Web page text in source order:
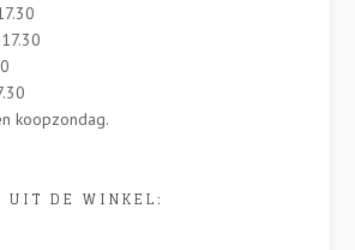
koopzondag.
UIT DE WINKEL: